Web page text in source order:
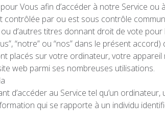
Vous afin d’accéder à notre Service ou
par ou est sous contrôle
d’autres titres donnant droit de vote
“notre” ou “nos” dans le présent
placés sur votre ordinateur, votre
web parmi ses nombreuses utilisations.
d’accéder au Service tel qu’un
qui se rapporte à un individu